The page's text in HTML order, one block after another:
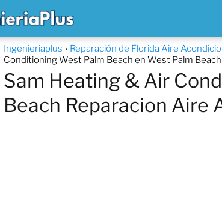
Ingenieriaplus Reparación de Florida Aire
Conditioning West Palm Beach en West Palm
Sam Heating & Air
Beach Reparacion Aire